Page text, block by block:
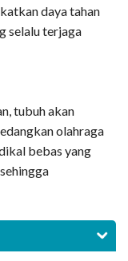
daya tahan
selalu terjaga
tubuh akan
olahraga
bebas yang